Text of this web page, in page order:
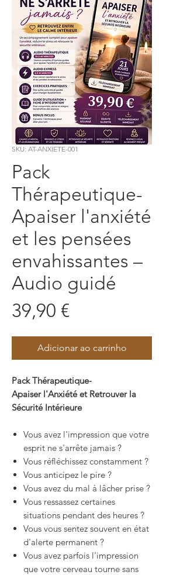
SKU: AT-ANXIETE-001
Pack
Thérapeutique-
Apaiser l'anxiété
et les pensées
envahissantes –
Audio guidé
39,90 €
Adicionar ao carrinho
Pack Thérapeutique-
Apaiser l'Anxiété et Retrouver la
Sécurité Intérieure
Vous avez l'impression que votre
esprit ne s'arrête jamais ?
Vous réfléchissez constamment ?
Vous anticipez le pire ?
Vous avez du mal à lâcher prise ?
Vous ressassez certaines
situations pendant des heures ?
Vous vous sentez souvent en état
d'alerte permanent ?
Vous avez parfois l'impression
que votre cerveau tourne sans